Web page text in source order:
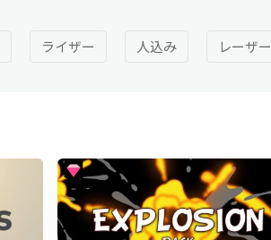
ライザー 人込み レーザー